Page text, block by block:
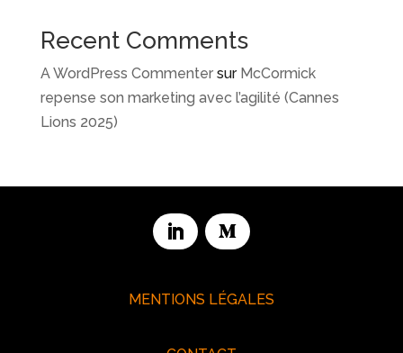
Recent Comments
A WordPress Commentersur McCormick
repense son marketing avec l’agilité (Cannes
Lions 2025)
MENTIONS LÉGALES